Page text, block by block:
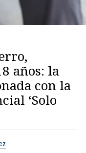
años: la
con la
‘Solo